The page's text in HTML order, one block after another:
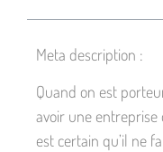
Meta description :
Quand on est
avoir une entreprise
est certain qu’il ne